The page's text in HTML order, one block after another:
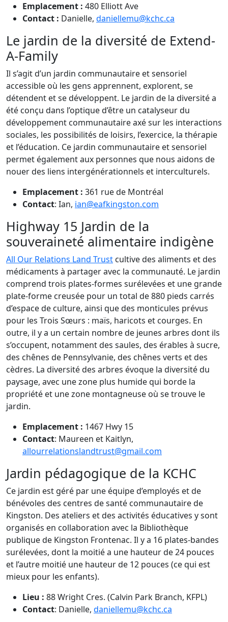
Emplacement : 480 Elliott Ave
Contact : Danielle, daniellemu@kchc.ca
Le jardin de la diversité de Extend-
A-Family
Il s’agit d’un jardin communautaire et sensoriel
accessible où les gens apprennent, explorent, se
détendent et se développent. Le jardin de la diversité a
été conçu dans l’optique d’être un catalyseur du
développement communautaire axé sur les interactions
sociales, les possibilités de loisirs, l’exercice, la thérapie
et l’éducation. Ce jardin communautaire et sensoriel
permet également aux personnes que nous aidons de
nouer des liens intergénérationnels et interculturels.
Emplacement : 361 rue de Montréal
Contact: Ian, ian@eafkingston.com
Highway 15 Jardin de la
souveraineté alimentaire indigène
All Our Relations Land Trust cultive des aliments et des
médicaments à partager avec la communauté. Le jardin
comprend trois plates-formes surélevées et une grande
plate-forme creusée pour un total de 880 pieds carrés
d’espace de culture, ainsi que des monticules prévus
pour les Trois Sœurs : maïs, haricots et courges. En
outre, il y a un certain nombre de jeunes arbres dont ils
s’occupent, notamment des saules, des érables à sucre,
des chênes de Pennsylvanie, des chênes verts et des
cèdres. La diversité des arbres évoque la diversité du
paysage, avec une zone plus humide qui borde la
propriété et une zone montagneuse où se trouve le
jardin.
Emplacement : 1467 Hwy 15
Contact: Maureen et Kaitlyn,
allourrelationslandtrust@gmail.com
Jardin pédagogique de la KCHC
Ce jardin est géré par une équipe d’employés et de
bénévoles des centres de santé communautaire de
Kingston. Des ateliers et des activités éducatives y sont
organisés en collaboration avec la Bibliothèque
publique de Kingston Frontenac. Il y a 16 plates-bandes
surélevées, dont la moitié a une hauteur de 24 pouces
et l’autre moitié une hauteur de 12 pouces (ce qui est
mieux pour les enfants).
Lieu : 88 Wright Cres. (Calvin Park Branch, KFPL)
Contact: Danielle, daniellemu@kchc.ca